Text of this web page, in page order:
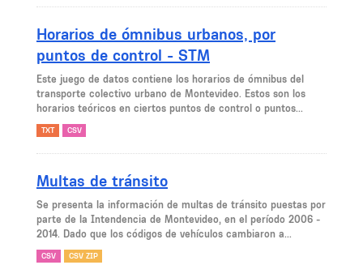
Horarios de ómnibus urbanos, por
puntos de control - STM
Este juego de datos contiene los horarios de ómnibus del
transporte colectivo urbano de Montevideo. Estos son los
horarios teóricos en ciertos puntos de control o puntos...
TXT CSV
Multas de tránsito
Se presenta la información de multas de tránsito puestas por
parte de la Intendencia de Montevideo, en el período 2006 -
2014. Dado que los códigos de vehículos cambiaron a...
CSV CSV ZIP